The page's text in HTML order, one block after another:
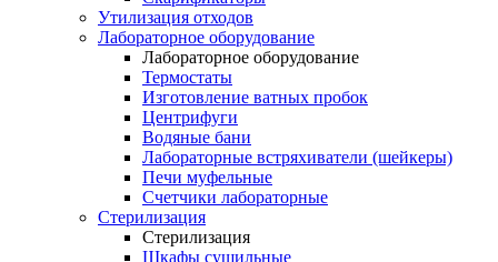
Утилизация отходов
Лабораторное оборудование
Лабораторное оборудование
Термостаты
Изготовление ватных пробок
Центрифуги
Водяные бани
Лабораторные встряхиватели (шейкеры)
Печи муфельные
Счетчики лабораторные
Стерилизация
Стерилизация
Шкафы сушильные